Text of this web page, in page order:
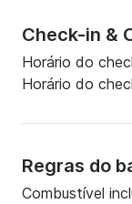
Check-in &
Horário do
Horário do
Regras do
Combustível